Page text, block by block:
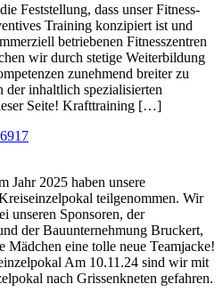
Feststellung, dass unser Fitness-
Training konzipiert ist und
betriebenen Fitnesszentren
wir durch stetige Weiterbildung
zunehmend breiter zu
der inhaltlich spezialisierten
Seite! Krafttraining […]
Jahr 2025 haben unsere
teilgenommen. Wir
unseren Sponsoren, der
der Bauunternehmung Bruckert,
Mädchen eine tolle neue Teamjacke!
Am 10.11.24 sind wir mit
nach Grissenkneten gefahren.